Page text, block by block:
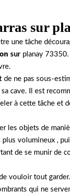
sur
une tâche
sur planay
de ne pas sous-
cave. Il est
à cette tâche et
les objets de
volumineux ,
de se munir de
vouloir tout
qui ne